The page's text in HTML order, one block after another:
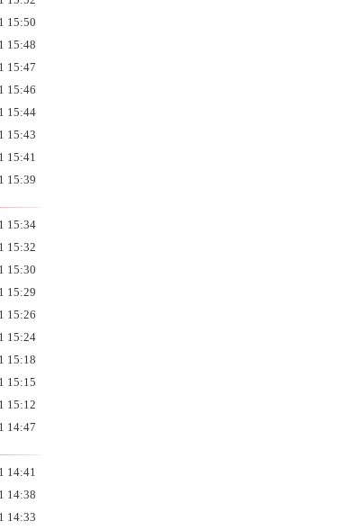
15:50
15:48
15:47
15:46
15:44
15:43
15:41
15:39
15:34
15:32
15:30
15:29
15:26
15:24
15:18
15:15
15:12
14:47
14:41
14:38
14:33